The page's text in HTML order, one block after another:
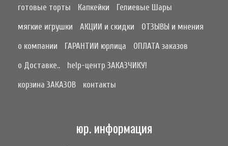
готовые торты
Капкейки
Гелиевые Шары
мягкие игрушки
АКЦИИ и скидки
ОТЗЫВЫ и мнения
о компании
ГАРАНТИИ юрлица
ОПЛАТА заказов
о Доставке..
help-центр ЗАКАЗЧИКУ!
корзина ЗАКАЗОВ
контакты
юр. информация